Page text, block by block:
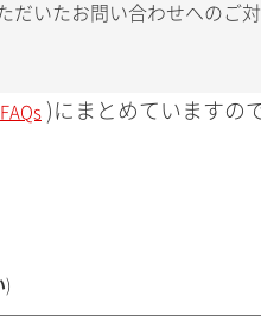
だいたお問い合わせへのご
)にまとめていますの
)